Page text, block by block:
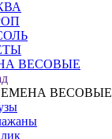
ВЕСОВЫЕ
ВЕСОВЫЕ